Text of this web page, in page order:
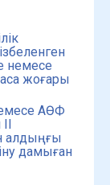
немесе
жоғары
АӨФ
II
алдыңғы
дамыған